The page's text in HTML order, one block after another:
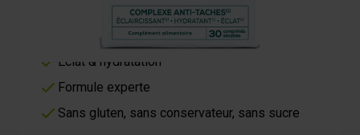
13 reviews
Réduit les taches brunes
Éclat & hydratation
Formule experte
Sans gluten, sans conservateur, sans sucre